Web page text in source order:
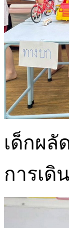
เด็กผลั
การเดิ